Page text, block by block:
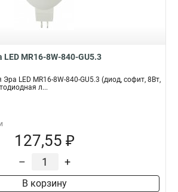
LED MR16-8W-840-GU5.3
LED MR16-8W-840-GU5.3 (диод, софит, 8Вт,
л...
127,55 ₽
– +
В корзину